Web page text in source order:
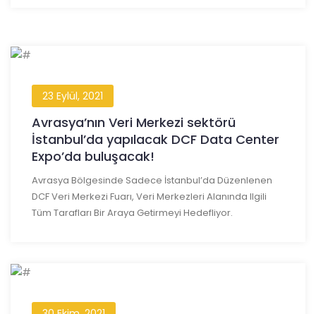
23 Eylül, 2021
Avrasya’nın Veri Merkezi sektörü
İstanbul’da yapılacak DCF Data Center
Expo’da buluşacak!
Avrasya Bölgesinde Sadece İstanbul’da Düzenlenen
DCF Veri Merkezi Fuarı, Veri Merkezleri Alanında Ilgili
Tüm Tarafları Bir Araya Getirmeyi Hedefliyor.